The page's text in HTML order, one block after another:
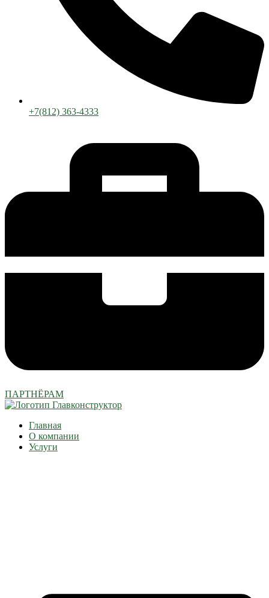
+7(812) 363-4333
ПАРТНЁРАМ
Главная
О компании
Услуги